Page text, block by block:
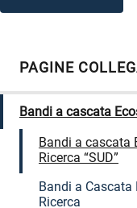
PAGINE
Bandi a cascata
Bandi a cascata
Ricerca “SUD”
Bandi a
Ricerca